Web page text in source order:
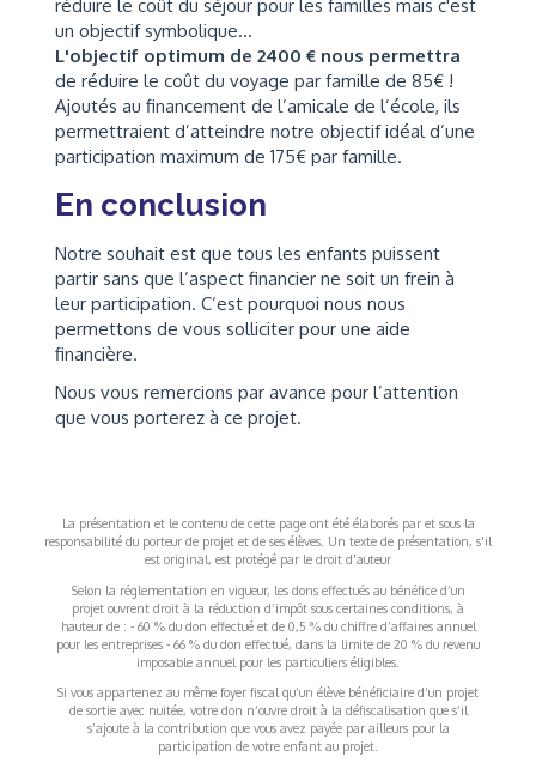
réduire le coût du séjour pour les familles mais c'est
un objectif symbolique...
L'objectif optimum de 2400 € nous permettra
de réduire le coût du voyage par famille de 85€ !
Ajoutés au financement de l’amicale de l’école, ils
permettraient d’atteindre notre objectif idéal d’une
participation maximum de 175€ par famille.
En conclusion
Notre souhait est que tous les enfants puissent
partir sans que l’aspect financier ne soit un frein à
leur participation. C’est pourquoi nous nous
permettons de vous solliciter pour une aide
financière.
Nous vous remercions par avance pour l’attention
que vous porterez à ce projet.
La présentation et le contenu de cette page ont été élaborés par et sous la
responsabilité du porteur de projet et de ses élèves. Un texte de présentation, s'il
est original, est protégé par le droit d'auteur
Selon la réglementation en vigueur, les dons effectués au bénéfice d’un
projet ouvrent droit à la réduction d’impôt sous certaines conditions, à
hauteur de : - 60 % du don effectué et de 0,5 % du chiffre d’affaires annuel
pour les entreprises - 66 % du don effectué, dans la limite de 20 % du revenu
imposable annuel pour les particuliers éligibles.
Si vous appartenez au même foyer fiscal qu’un élève bénéficiaire d’un projet
de sortie avec nuitée, votre don n’ouvre droit à la défiscalisation que s’il
s’ajoute à la contribution que vous avez payée par ailleurs pour la
participation de votre enfant au projet.